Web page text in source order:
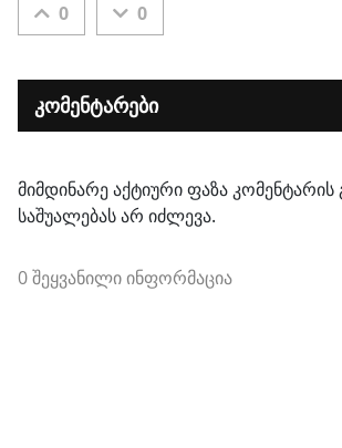
0 0
კომენტარები
მიმდინარე აქტიური ფაზა კომენტარის
საშუალებას არ იძლევა.
0 შეყვანილი ინფორმაცია